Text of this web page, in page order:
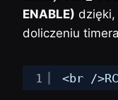
ENABLE)
doliczeniu
1 <br /